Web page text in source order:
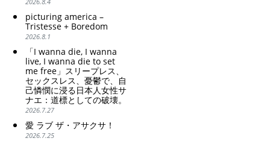
of the family registration
system. Reinforcement of
ideology.
immediately! Today: 1
US$ = 163 Yen. The
Draining Their Own Yen.
Prime Minister
TAKAICHI Sanae: "The
weak Yen makes the
Foreign Exchange Fund
Special Account happy" -
of the exchange rate
picturing america –
Tristesse + Boredom
2026.8.1
「I wanna die, I wanna
live, I wanna die to set
me free」スリープレス、
セックスレス、憂鬱で、自
己憐憫に浸る日本人女性サ
ナエ：道標としての破壊。
2026.7.27
愛 ラブ ザ・アサクサ！
2026.7.25